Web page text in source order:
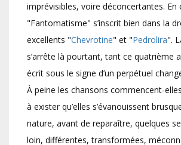
imprévisibles, voire déconcertantes. En
"Fantomatisme" s’inscrit bien dans la
excellents "Chevrotine" et "Pedrolira".
s’arrête là pourtant, tant ce quatrième
écrit sous le signe d’un perpétuel
À peine les chansons commencent-
à exister qu’elles s’évanouissent
nature, avant de reparaître, quelques
loin, différentes, transformées,